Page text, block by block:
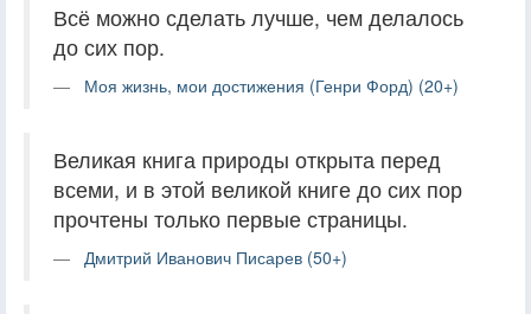
Всё можно сделать лучше, чем делалось
до сих пор.
Моя жизнь, мои достижения (Генри Форд) (20+)
Великая книга природы открыта перед
всеми, и в этой великой книге до сих пор
прочтены только первые страницы.
Дмитрий Иванович Писарев (50+)